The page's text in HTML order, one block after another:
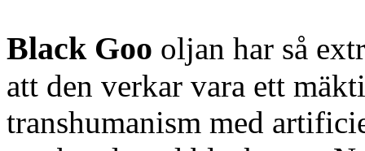
Black Goo oljan har så
att den verkar vara ett
transhumanism med